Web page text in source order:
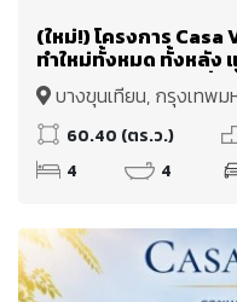
(ใหม่!) โครงการ
ทำใหม่ทั้งหมด ทั้งหลัง
Double Volume เพิ่มพื้
(+80 เป็นเกือบ 240 ต
บางขุนเทียน, กรุงเทพม
60.40 (ตร.ว.)
4
4